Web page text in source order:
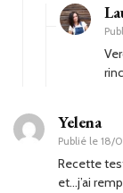
Yelena
Publié le 18/
Recette
et…j’ai